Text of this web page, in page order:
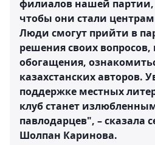
филиалов нашей
чтобы они стали
Люди смогут прийти в
решения своих вопросов,
обогащения,
казахстанских авторов.
поддержке местных
клуб станет
павлодарцев", – сказала
Шолпан Каринова.